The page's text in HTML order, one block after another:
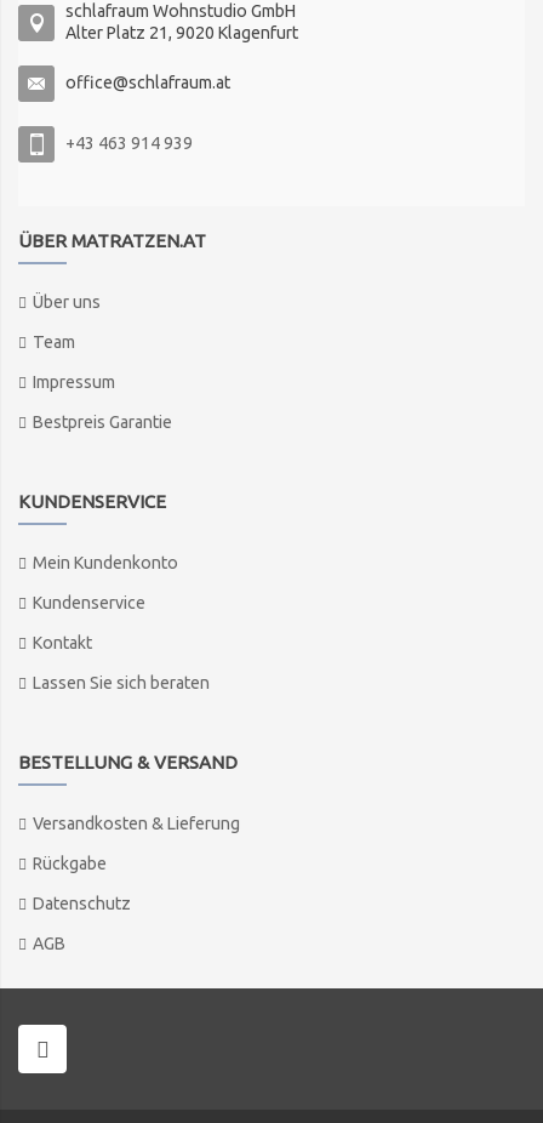
schlafraum Wohnstudio GmbH
Alter Platz 21, 9020 Klagenfurt
office@schlafraum.at
+43 463 914 939
ÜBER MATRATZEN.AT
Über uns
Team
Impressum
Bestpreis Garantie
KUNDENSERVICE
Mein Kundenkonto
Kundenservice
Kontakt
Lassen Sie sich beraten
BESTELLUNG & VERSAND
Versandkosten & Lieferung
Rückgabe
Datenschutz
AGB